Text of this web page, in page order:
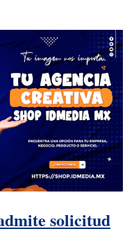
solicitud